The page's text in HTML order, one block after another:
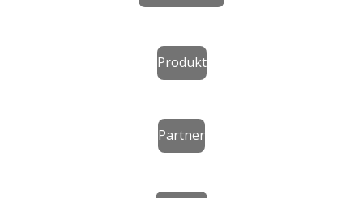
Produkt
Partner